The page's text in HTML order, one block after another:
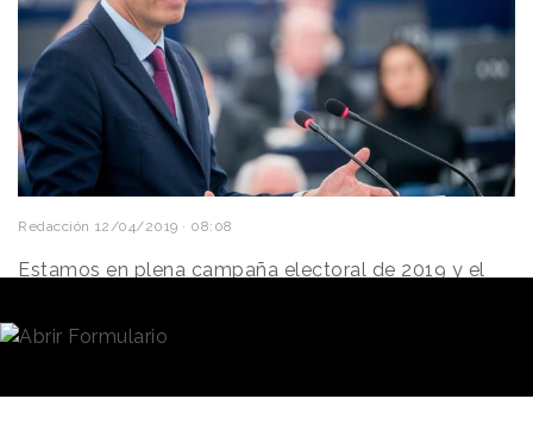
Redacción 12/04/2019 · 08:08
Estamos en plena campaña electoral de 2019 y el
sonado. Los candidatos a la Presidencia de España